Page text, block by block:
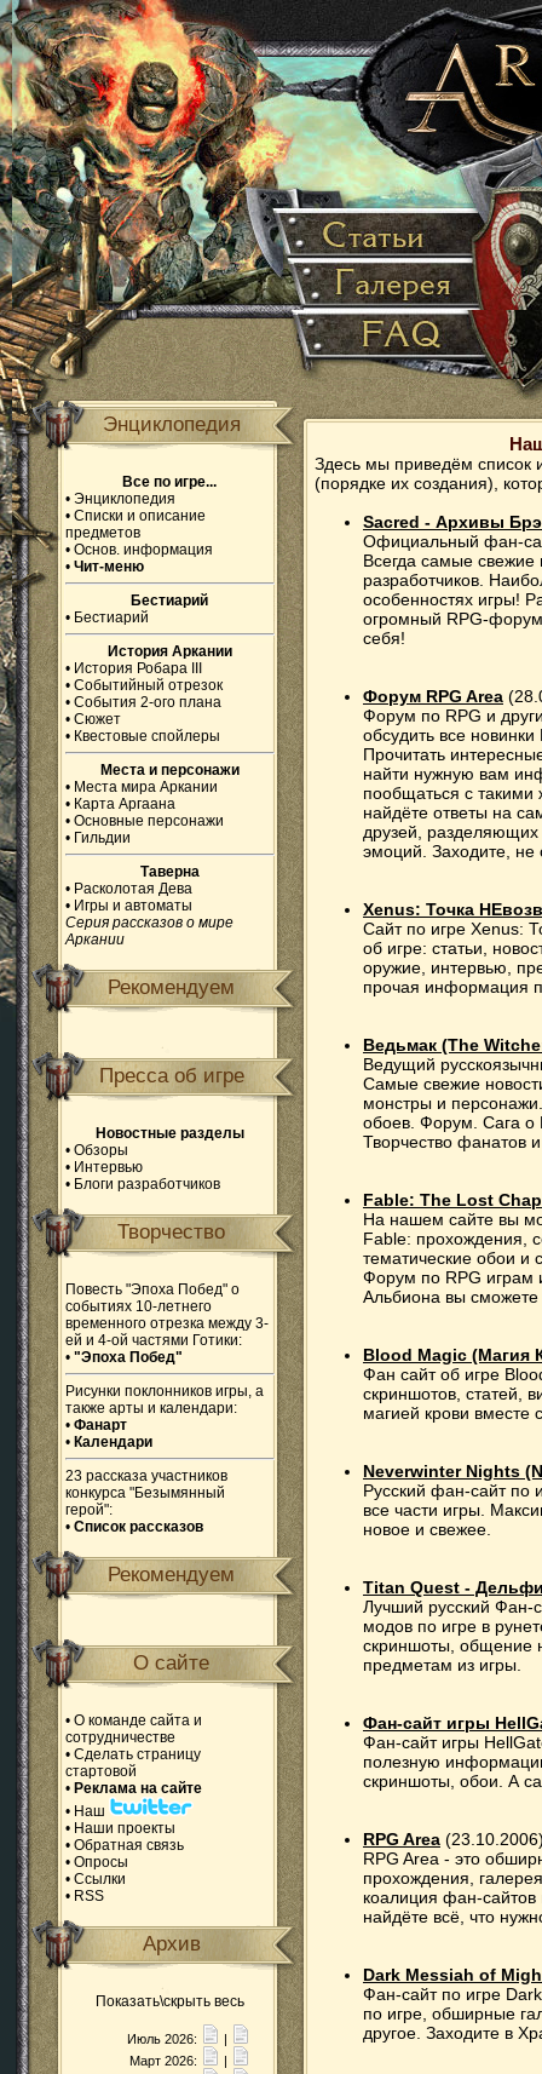
Энциклопедия
Все по игре...
• Энциклопедия
• Списки и описание
предметов
• Основ. информация
• Чит-меню
Бестиарий
• Бестиарий
История Аркании
• История Робара III
• Событийный отрезок
• События 2-ого плана
• Сюжет
• Квестовые спойлеры
Места и персонажи
• Места мира Аркании
• Карта Аргаана
• Основные персонажи
• Гильдии
Таверна
• Расколотая Дева
• Игры и автоматы
Серия рассказов о мире
Аркании
Рекомендуем
Пресса об игре
Новостные разделы
• Обзоры
• Интервью
• Блоги разработчиков
Творчество
Повесть "Эпоха Побед" о
событиях 10-летнего
временного отрезка между 3-
ей и 4-ой частями Готики:
• "Эпоха Побед"
Рисунки поклонников игры, а
также арты и календари:
• Фанарт
• Календари
23 рассказа участников
конкурса "Безымянный
герой":
• Список рассказов
Рекомендуем
О сайте
• О команде сайта и
сотрудничестве
• Сделать страницу
стартовой
• Реклама на сайте
• Наш
• Наши проекты
• Обратная связь
• Опросы
• Ссылки
• RSS
Архив
Показать\скрыть весь
Июль 2026:
|
Март 2026:
|
Здесь мы приведём список
(порядке их создания),
Sacred - Архивы
Официальный фан-
Всегда самые свежие
разработчиков.
особенностях игры!
огромный RPG-
себя!
Форум RPG Area
Форум по RPG и
обсудить все
Прочитать
найти нужную вам
пообщаться с
найдёте ответы на
друзей,
эмоций. Заходите, не
Xenus: Точка
Cайт по игре Xenus:
об игре: статьи,
оружие, интервью,
прочая информация
Ведьмак (The
Ведущий
Самые свежие
монстры и
обоев. Форум. Сага о
Творчество фанатов
Fable: The Lost
На нашем сайте вы
Fable: прохождения,
тематические обои и
Форум по RPG играм
Альбиона вы сможете
Blood Magic (Магия
Фан сайт об игре
скриншотов, статей,
магией крови вместе
Neverwinter Nights
Русский фан-сайт по
все части игры.
новое и свежее.
Titan Quest -
Лучший русский Фан-
модов по игре в
скриншоты, общение
предметам из игры.
Фан-сайт игры
Фан-сайт игры
полезную
скриншоты, обои. А
RPG Area
RPG Area - это
прохождения,
коалиция фан-
найдёте всё, что
Dark Messiah of
Фан-сайт по игре
по игре, обширные
другое. Заходите в